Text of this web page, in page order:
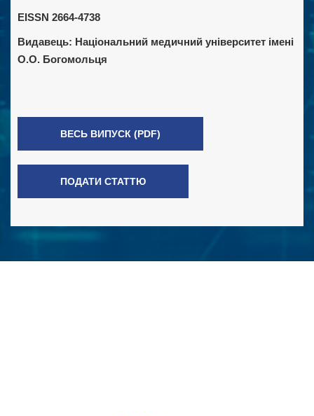
EISSN 2664-4738
Видавець: Національний медичний університет імені
О.О. Богомольця
ВЕСЬ ВИПУСК (PDF)
ПОДАТИ СТАТТЮ